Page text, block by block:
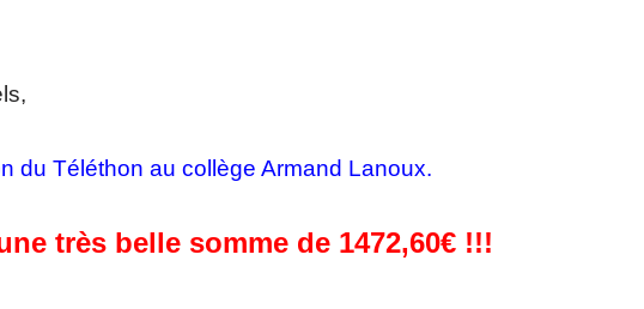
du Téléthon au collège Armand Lanoux.
très belle somme de 1472,60€ !!!